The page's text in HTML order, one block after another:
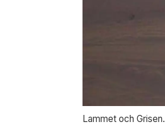
Lammet och Grisen.